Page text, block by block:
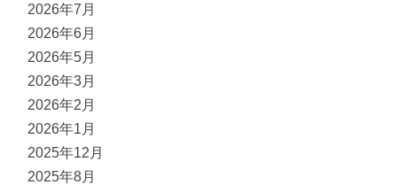
2026年7月
2026年6月
2026年5月
2026年3月
2026年2月
2026年1月
2025年12月
2025年8月